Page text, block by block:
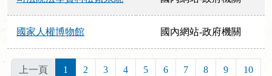
國家人權博物館 國內網站-政府機關
上一頁 1 2 3 4 5 6 7 8 9 10